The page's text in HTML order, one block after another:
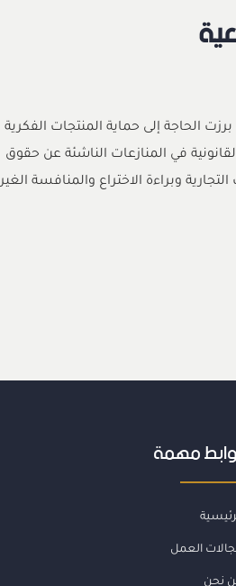
الحاجة إلى حماية المنتجات الفكرية
في المنازعات الناشئة عن حقوق
وبراءة الاختراع والمنافسة الغير
مهمة
العمل
نحن